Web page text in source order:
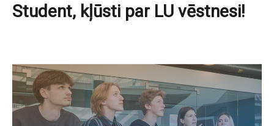
Student, kļūsti par LU vēstnesi!